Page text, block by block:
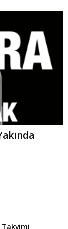
Takvimi